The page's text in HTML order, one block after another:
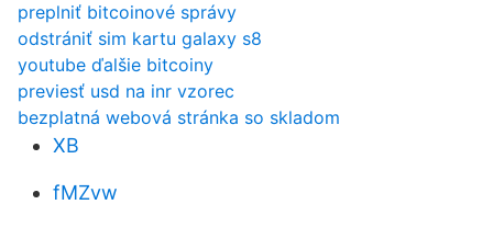
preplniť bitcoinové správy
odstrániť sim kartu galaxy s8
youtube ďalšie bitcoiny
previesť usd na inr vzorec
bezplatná webová stránka so skladom
XB
fMZvw